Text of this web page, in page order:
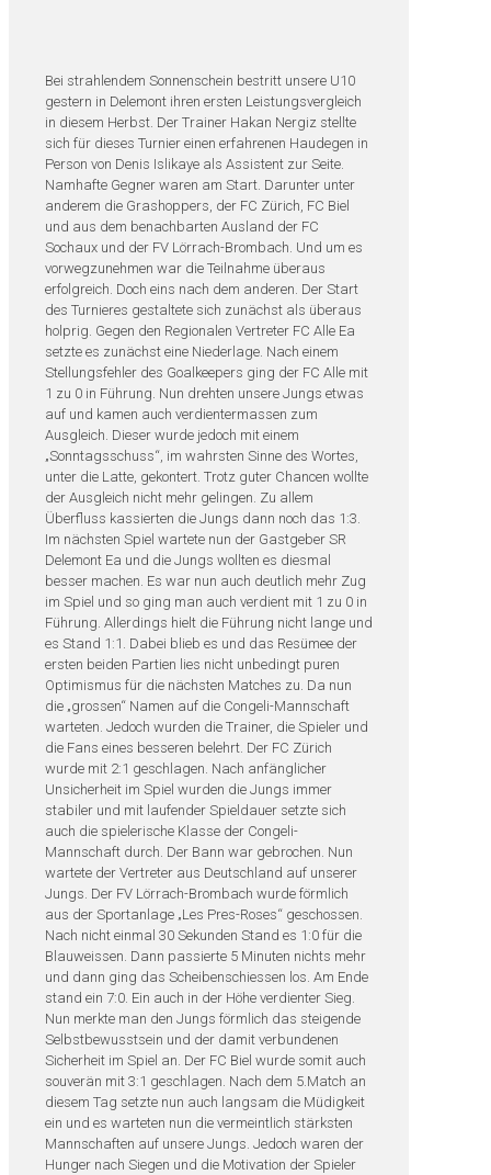
Bei strahlendem Sonnenschein bestritt unsere U10
gestern in Delemont ihren ersten Leistungsvergleich
in diesem Herbst. Der Trainer Hakan Nergiz stellte
sich für dieses Turnier einen erfahrenen Haudegen in
Person von Denis Islikaye als Assistent zur Seite.
Namhafte Gegner waren am Start. Darunter unter
anderem die Grashoppers, der FC Zürich, FC Biel
und aus dem benachbarten Ausland der FC
Sochaux und der FV Lörrach-Brombach. Und um es
vorwegzunehmen war die Teilnahme überaus
erfolgreich. Doch eins nach dem anderen. Der Start
des Turnieres gestaltete sich zunächst als überaus
holprig. Gegen den Regionalen Vertreter FC Alle Ea
setzte es zunächst eine Niederlage. Nach einem
Stellungsfehler des Goalkeepers ging der FC Alle mit
1 zu 0 in Führung. Nun drehten unsere Jungs etwas
auf und kamen auch verdientermassen zum
Ausgleich. Dieser wurde jedoch mit einem
„Sonntagsschuss“, im wahrsten Sinne des Wortes,
unter die Latte, gekontert. Trotz guter Chancen wollte
der Ausgleich nicht mehr gelingen. Zu allem
Überfluss kassierten die Jungs dann noch das 1:3.
Im nächsten Spiel wartete nun der Gastgeber SR
Delemont Ea und die Jungs wollten es diesmal
besser machen. Es war nun auch deutlich mehr Zug
im Spiel und so ging man auch verdient mit 1 zu 0 in
Führung. Allerdings hielt die Führung nicht lange und
es Stand 1:1. Dabei blieb es und das Resümee der
ersten beiden Partien lies nicht unbedingt puren
Optimismus für die nächsten Matches zu. Da nun
die „grossen“ Namen auf die Congeli-Mannschaft
warteten. Jedoch wurden die Trainer, die Spieler und
die Fans eines besseren belehrt. Der FC Zürich
wurde mit 2:1 geschlagen. Nach anfänglicher
Unsicherheit im Spiel wurden die Jungs immer
stabiler und mit laufender Spieldauer setzte sich
auch die spielerische Klasse der Congeli-
Mannschaft durch. Der Bann war gebrochen. Nun
wartete der Vertreter aus Deutschland auf unserer
Jungs. Der FV Lörrach-Brombach wurde förmlich
aus der Sportanlage „Les Pres-Roses“ geschossen.
Nach nicht einmal 30 Sekunden Stand es 1:0 für die
Blauweissen. Dann passierte 5 Minuten nichts mehr
und dann ging das Scheibenschiessen los. Am Ende
stand ein 7:0. Ein auch in der Höhe verdienter Sieg.
Nun merkte man den Jungs förmlich das steigende
Selbstbewusstsein und der damit verbundenen
Sicherheit im Spiel an. Der FC Biel wurde somit auch
souverän mit 3:1 geschlagen. Nach dem 5.Match an
diesem Tag setzte nun auch langsam die Müdigkeit
ein und es warteten nun die vermeintlich stärksten
Mannschaften auf unsere Jungs. Jedoch waren der
Hunger nach Siegen und die Motivation der Spieler